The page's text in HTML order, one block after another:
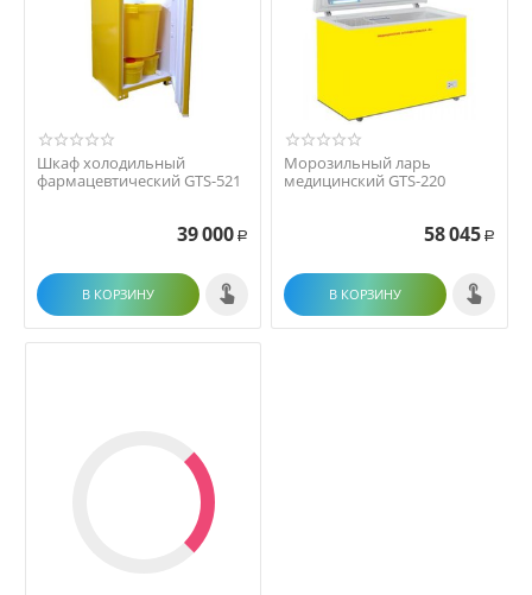
Шкаф холодильный
фармацевтический GTS-521
39 000 Р
В КОРЗИНУ
Морозильный ларь
медицинский GTS-220
58 045 Р
В КОРЗИНУ